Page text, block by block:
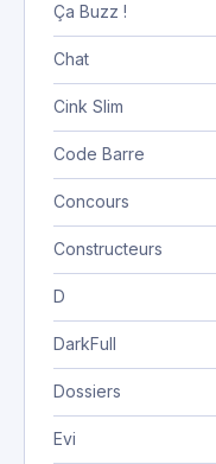
Ça Buzz !
Chat
Cink Slim
Code Barre
Concours
Constructeurs
D
DarkFull
Dossiers
Evi